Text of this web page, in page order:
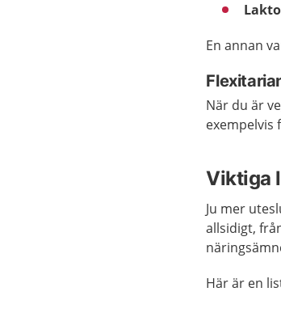
En annan
När du är
exempelvis
Viktiga
Ju mer
allsidigt,
Här är en